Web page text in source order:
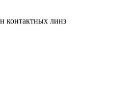
контактных линз